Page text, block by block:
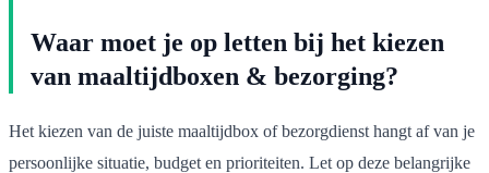
Waar moet je op letten bij het kiezen
van maaltijdboxen & bezorging?
Het kiezen van de juiste maaltijdbox of bezorgdienst hangt af van je
persoonlijke situatie, budget en prioriteiten. Let op deze belangrijke